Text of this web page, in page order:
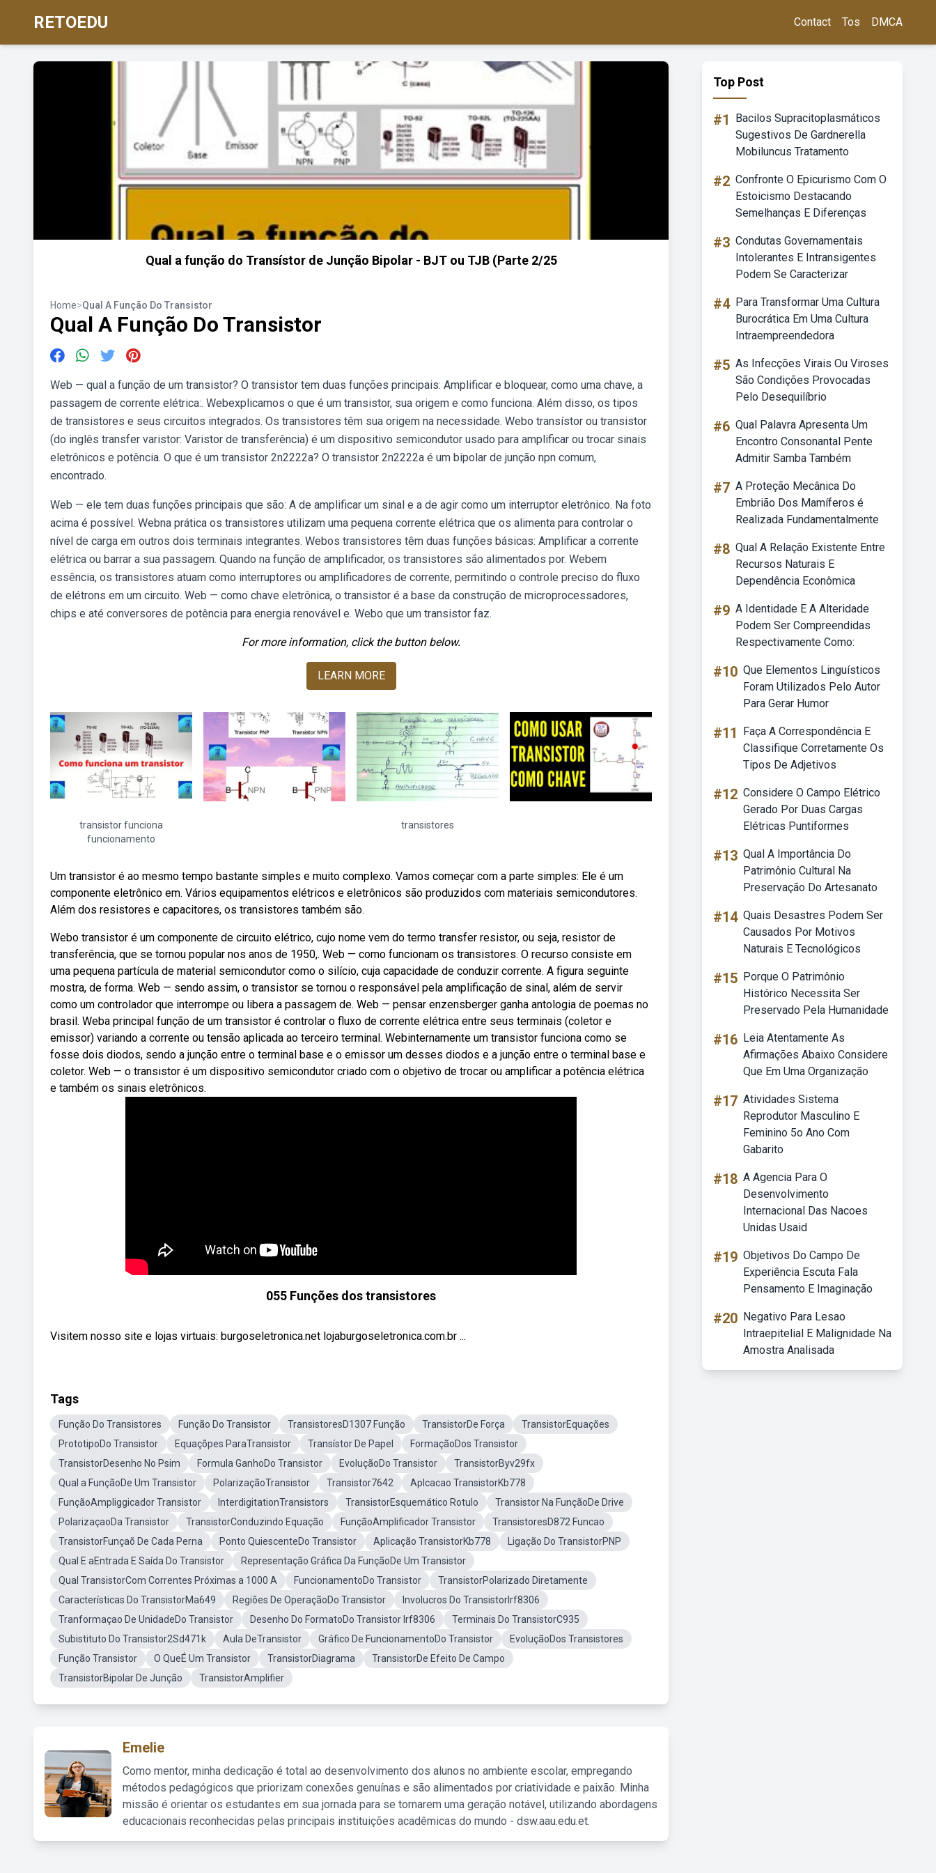
RETOEDU Contact Tos DMCA
Qual a função do Transístor de Junção Bipolar - BJT ou TJB (Parte 2/25
Home>Qual A Função Do Transistor
Qual A Função Do Transistor
Web — qual a função de um transistor? O transistor tem duas funções principais: Amplificar e bloquear, como uma chave, a
passagem de corrente elétrica:. Webexplicamos o que é um transistor, sua origem e como funciona. Além disso, os tipos
de transistores e seus circuitos integrados. Os transistores têm sua origem na necessidade. Webo transístor ou transistor
(do inglês transfer varistor: Varistor de transferência) é um dispositivo semicondutor usado para amplificar ou trocar sinais
eletrônicos e potência. O que é um transistor 2n2222a? O transistor 2n2222a é um bipolar de junção npn comum,
encontrado.
Web — ele tem duas funções principais que são: A de amplificar um sinal e a de agir como um interruptor eletrônico. Na foto
acima é possível. Webna prática os transistores utilizam uma pequena corrente elétrica que os alimenta para controlar o
nível de carga em outros dois terminais integrantes. Webos transistores têm duas funções básicas: Amplificar a corrente
elétrica ou barrar a sua passagem. Quando na função de amplificador, os transistores são alimentados por. Webem
essência, os transistores atuam como interruptores ou amplificadores de corrente, permitindo o controle preciso do fluxo
de elétrons em um circuito. Web — como chave eletrônica, o transistor é a base da construção de microprocessadores,
chips e até conversores de potência para energia renovável e. Webo que um transistor faz.
For more information, click the button below.
LEARN MORE
transistor funciona
funcionamento
transistores
Um transistor é ao mesmo tempo bastante simples e muito complexo. Vamos começar com a parte simples: Ele é um
componente eletrônico em. Vários equipamentos elétricos e eletrônicos são produzidos com materiais semicondutores.
Além dos resistores e capacitores, os transistores também são.
Webo transistor é um componente de circuito elétrico, cujo nome vem do termo transfer resistor, ou seja, resistor de
transferência, que se tornou popular nos anos de 1950,. Web — como funcionam os transistores. O recurso consiste em
uma pequena partícula de material semicondutor como o silício, cuja capacidade de conduzir corrente. A figura seguinte
mostra, de forma. Web — sendo assim, o transistor se tornou o responsável pela amplificação de sinal, além de servir
como um controlador que interrompe ou libera a passagem de. Web — pensar enzensberger ganha antologia de poemas no
brasil. Weba principal função de um transistor é controlar o fluxo de corrente elétrica entre seus terminais (coletor e
emissor) variando a corrente ou tensão aplicada ao terceiro terminal. Webinternamente um transistor funciona como se
fosse dois diodos, sendo a junção entre o terminal base e o emissor um desses diodos e a junção entre o terminal base e
coletor. Web — o transistor é um dispositivo semicondutor criado com o objetivo de trocar ou amplificar a potência elétrica
e também os sinais eletrônicos.
055 Funções dos transistores
Visitem nosso site e lojas virtuais: burgoseletronica.net lojaburgoseletronica.com.br ...
Tags
Função Do Transistores Função Do Transistor TransistoresD1307 Função TransistorDe Força
TransistorEquações
PrototipoDo Transistor
Equaçõpes ParaTransistor Transístor De Papel
FormaçãoDos Transistor
TransistorDesenho No Psim
Formula GanhoDo Transistor EvoluçãoDo Transistor
TransistorByv29fx
Qual a FunçãoDe Um Transistor
PolarizaçãoTransistor Transistor7642
Aplcacao TransistorKb778
FunçãoAmpliggicador Transistor
InterdigitationTransistors TransistorEsquemático Rotulo
Transistor Na FunçãoDe Drive
PolarizaçaoDa Transistor
TransistorConduzindo Equação FunçãoAmplificador Transistor
TransistoresD872 Funcao
TransistorFunçaõ De Cada Perna
Ponto QuiescenteDo Transistor Aplicação TransistorKb778
Ligação Do TransistorPNP
Qual E aEntrada E Saída Do Transistor
Representação Gráfica Da FunçãoDe Um Transistor
Qual TransistorCom Correntes Próximas a 1000 A
FuncionamentoDo Transistor
TransistorPolarizado Diretamente
Características Do TransistorMa649
Regiões De OperaçãoDo Transistor
Involucros Do TransistorIrf8306
Tranformaçao De UnidadeDo Transistor
Desenho Do FormatoDo Transistor Irf8306
Terminais Do TransistorC935
Subistituto Do Transistor2Sd471k
Aula DeTransistor Gráfico De FuncionamentoDo Transistor
EvoluçãoDos Transistores
Função Transistor
O QueÉ Um Transistor TransistorDiagrama
TransistorDe Efeito De Campo
TransistorBipolar De Junção
TransistorAmplifier
Emelie
Como mentor, minha dedicação é total ao desenvolvimento dos alunos no ambiente escolar, empregando
métodos pedagógicos que priorizam conexões genuínas e são alimentados por criatividade e paixão. Minha
missão é orientar os estudantes em sua jornada para se tornarem uma geração notável, utilizando abordagens
educacionais reconhecidas pelas principais instituições acadêmicas do mundo - dsw.aau.edu.et.
Top Post
#1
Bacilos Supracitoplasmáticos
Sugestivos De Gardnerella
Mobiluncus Tratamento
#2 Confronte O Epicurismo Com O
Estoicismo Destacando
Semelhanças E Diferenças
#3 Condutas Governamentais
Intolerantes E Intransigentes
Podem Se Caracterizar
#4 Para Transformar Uma Cultura
Burocrática Em Uma Cultura
Intraempreendedora
#5 As Infecções Virais Ou Viroses
São Condições Provocadas
Pelo Desequilíbrio
#6 Qual Palavra Apresenta Um
Encontro Consonantal Pente
Admitir Samba Também
#7 A Proteção Mecânica Do
Embrião Dos Mamíferos é
Realizada Fundamentalmente
#8 Qual A Relação Existente Entre
Recursos Naturais E
Dependência Econômica
#9 A Identidade E A Alteridade
Podem Ser Compreendidas
Respectivamente Como:
#10 Que Elementos Linguísticos
Foram Utilizados Pelo Autor
Para Gerar Humor
#11
Faça A Correspondência E
Classifique Corretamente Os
Tipos De Adjetivos
#12 Considere O Campo Elétrico
Gerado Por Duas Cargas
Elétricas Puntiformes
#13 Qual A Importância Do
Patrimônio Cultural Na
Preservação Do Artesanato
#14 Quais Desastres Podem Ser
Causados Por Motivos
Naturais E Tecnológicos
#15 Porque O Patrimônio
Histórico Necessita Ser
Preservado Pela Humanidade
#16 Leia Atentamente As
Afirmações Abaixo Considere
Que Em Uma Organização
#17 Atividades Sistema
Reprodutor Masculino E
Feminino 5o Ano Com
Gabarito
#18 A Agencia Para O
Desenvolvimento
Internacional Das Nacoes
Unidas Usaid
#19 Objetivos Do Campo De
Experiência Escuta Fala
Pensamento E Imaginação
#20 Negativo Para Lesao
Intraepitelial E Malignidade Na
Amostra Analisada